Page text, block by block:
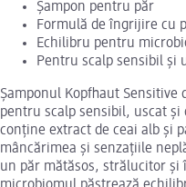
Șampon pentru păr
Formulă de îngrijire cu
Echilibru pentru
Pentru scalp sensibil și
Șamponul Kopfhaut Sensitive
pentru scalp sensibil, uscat
conține extract de ceai alb și
mâncărimea și senzațiile
un păr mătăsos, strălucitor